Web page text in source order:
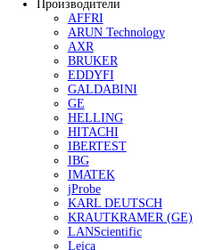
Приборы для